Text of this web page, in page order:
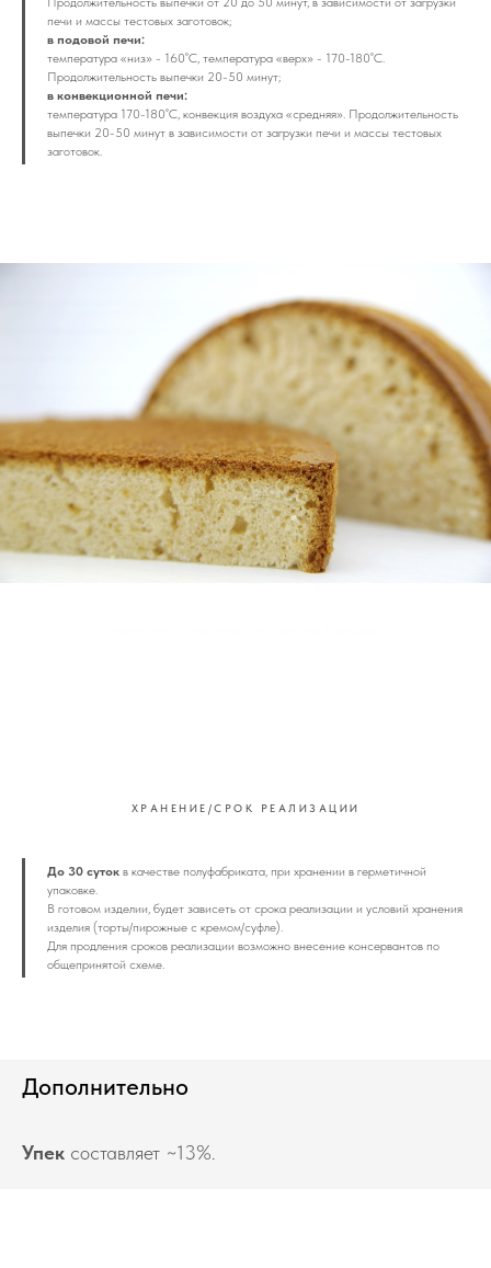
печи и массы тестовых заготовок;
в подовой печи:
температура «низ» - 160˚С, температура «верх» - 170-180˚С.
Продолжительность выпечки 20-50 минут;
в конвекционной печи:
температура 170-180˚С, конвекция воздуха «средняя». Продолжительность
выпечки 20-50 минут в зависимости от загрузки печи и массы тестовых
заготовок.
ХРАНЕНИЕ/СРОК РЕАЛИЗАЦИИ
До 30 суток в качестве полуфабриката, при хранении в герметичной
упаковке.
В готовом изделии, будет зависеть от срока реализации и условий хранения
изделия (торты/пирожные с кремом/суфле).
Для продления сроков реализации возможно внесение консервантов по
общепринятой схеме.
Дополнительно
Упек составляет ~13%.